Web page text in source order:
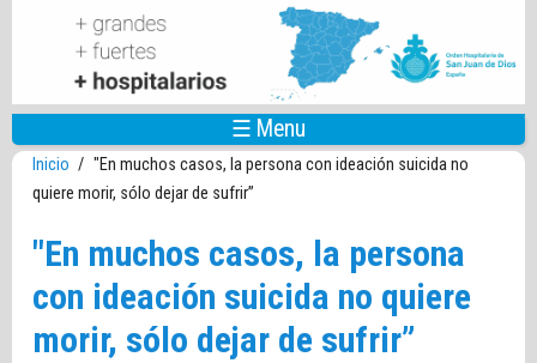
Pasar al contenido principal
☰ Menu
Inicio / "En muchos casos, la persona con ideación suicida no
quiere morir, sólo dejar de sufrir”
"En muchos casos, la persona
con ideación suicida no quiere
morir, sólo dejar de sufrir”